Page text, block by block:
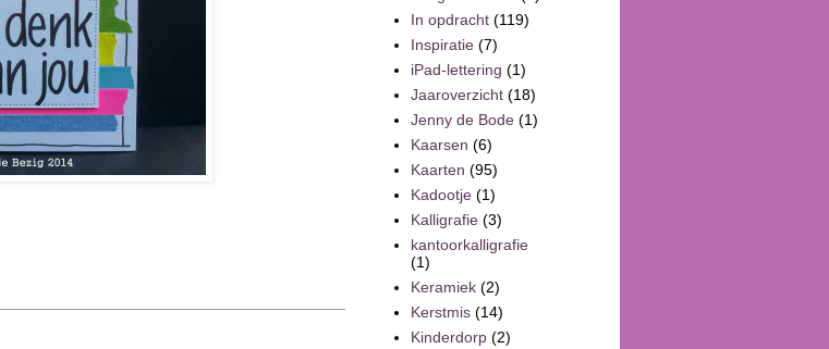
In opdracht (119)
Inspiratie (7)
iPad-lettering (1)
Jaaroverzicht (18)
Jenny de Bode (1)
Kaarsen (6)
Kaarten (95)
Kadootje (1)
Kalligrafie (3)
kantoorkalligrafie
(1)
Keramiek (2)
Kerstmis (14)
Kinderdorp (2)